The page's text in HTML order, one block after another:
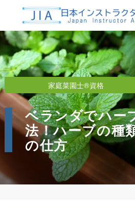
家庭菜園士®資格
ベランダでハー
法！ハーブの種
の仕方